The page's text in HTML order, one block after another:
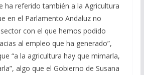
ha referido también a la Agricultura
en el Parlamento Andaluz no
con el que hemos podido
al empleo que ha generado”,
“a la agricultura hay que mimarla,
algo que el Gobierno de Susana